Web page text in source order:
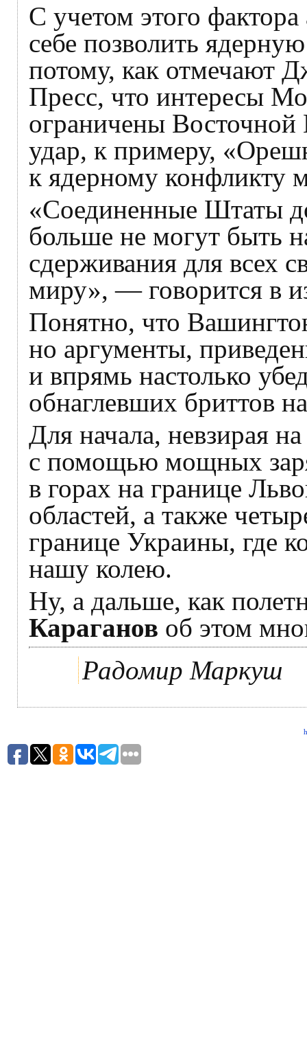
С учетом этого
себе позволить
потому, как отмечают
Пресс, что интересы
ограничены
удар, к примеру,
к ядерному
«Соединенные Штаты
больше не могут быть
сдерживания для всех
миру», — говорится в
Понятно, что
но аргументы,
и впрямь настолько
обнаглевших бриттов
Для начала, невзирая
с помощью мощных
в горах на границе
областей, а также
границе Украины, где
нашу колею.
Ну, а дальше, как
Караганов об этом
Радомир Маркуш